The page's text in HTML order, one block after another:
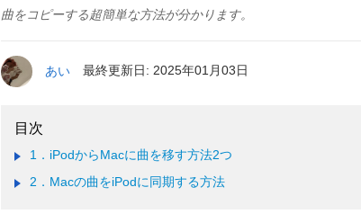
曲をコピーする超簡単な方法が分かります。
あい 最終更新日: 2025年01月03日
1．iPodからMacに曲を移す方法2つ
2．Macの曲をiPodに同期する方法